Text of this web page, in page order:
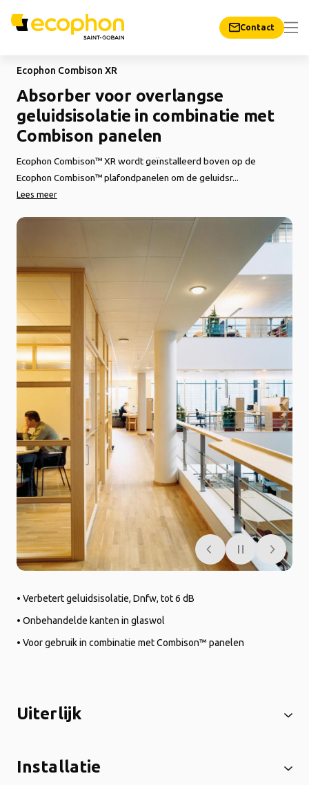
Contact
Ecophon Combison XR
Absorber voor overlangse
geluidsisolatie in combinatie met
Combison panelen
Ecophon Combison™ XR wordt geïnstalleerd boven op de
Ecophon Combison™ plafondpanelen om de geluidsr...
Lees meer
• Verbetert geluidsisolatie, Dnfw, tot 6 dB
• Onbehandelde kanten in glaswol
• Voor gebruik in combinatie met Combison™ panelen
Uiterlijk
Installatie